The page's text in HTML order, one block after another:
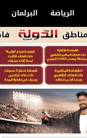
الرياضة البرلمان
فاكسيرا